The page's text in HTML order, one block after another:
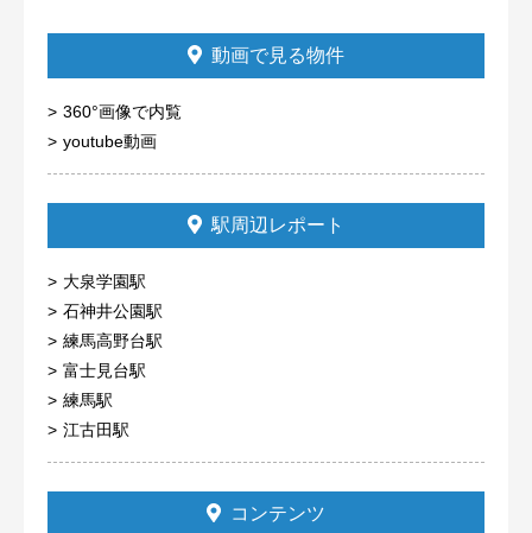
動画で見る物件
360°画像で内覧
youtube動画
駅周辺レポート
大泉学園駅
石神井公園駅
練馬高野台駅
富士見台駅
練馬駅
江古田駅
コンテンツ